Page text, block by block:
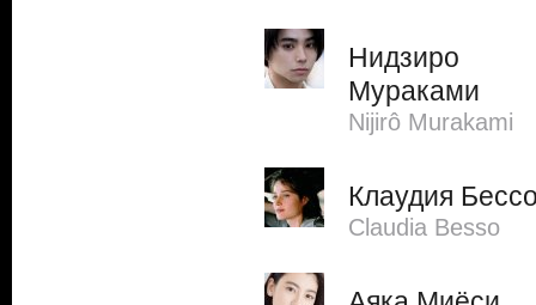
Нидзиро
Мураками
Nijirô Murakami
Клаудия
Claudia Besso